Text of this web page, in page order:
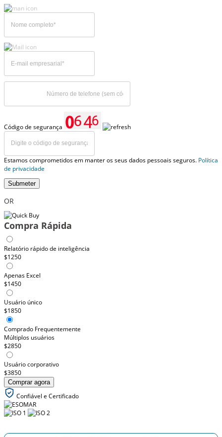
Código de segurança
Estamos comprometidos em manter os seus dados pessoais seguros. Política
de privacidade
Submeter
OR
Compra Rápida
Relatório rápido de inteligência
$1250
Apenas Excel
$1450
Usuário único
$1850
Comprado Frequentemente
Múltiplos usuários
$2850
Usuário corporativo
$3850
Comprar agora
Confiável e Certificado